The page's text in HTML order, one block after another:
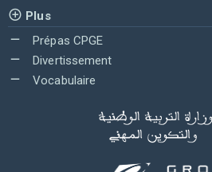
Plus
Prépas CPGE
Divertissement
Vocabulaire